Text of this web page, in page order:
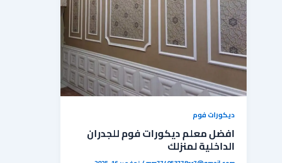
ديكورات فوم
افضل معلم ديكورات فوم للجدران
الداخلية لمنزلك